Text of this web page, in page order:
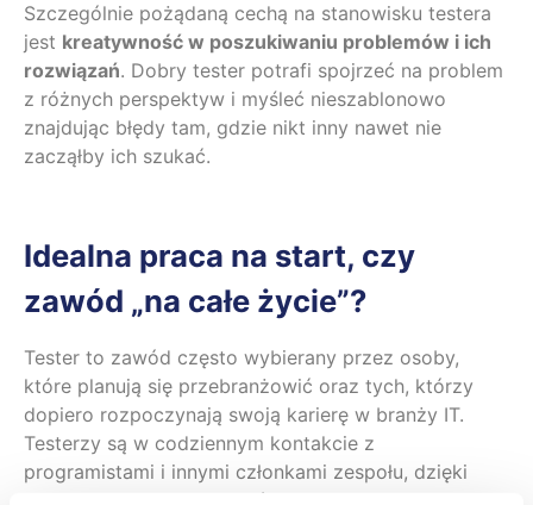
Szczególnie pożądaną cechą na stanowisku testera
jest kreatywność w poszukiwaniu problemów i ich
rozwiązań. Dobry tester potrafi spojrzeć na problem
z różnych perspektyw i myśleć nieszablonowo
znajdując błędy tam, gdzie nikt inny nawet nie
zacząłby ich szukać.
Idealna praca na start, czy
zawód „na całe życie”?
Tester to zawód często wybierany przez osoby,
które planują się przebranżowić oraz tych, którzy
dopiero rozpoczynają swoją karierę w branży IT.
Testerzy są w codziennym kontakcie z
programistami i innymi członkami zespołu, dzięki
czemu mogą lepiej poznać cały proces tworzenia